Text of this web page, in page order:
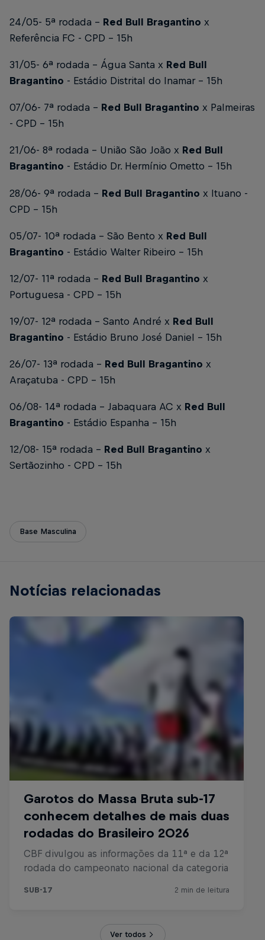
24/05- 5ª rodada - Red Bull Bragantino x
Referência FC - CPD - 15h
31/05- 6ª rodada - Água Santa x Red Bull
Bragantino - Estádio Distrital do Inamar - 15h
07/06- 7ª rodada - Red Bull Bragantino x Palmeiras
- CPD - 15h
21/06- 8ª rodada - União São João x Red Bull
Bragantino - Estádio Dr. Hermínio Ometto - 15h
28/06- 9ª rodada - Red Bull Bragantino x Ituano -
CPD - 15h
05/07- 10ª rodada - São Bento x Red Bull
Bragantino - Estádio Walter Ribeiro - 15h
12/07- 11ª rodada - Red Bull Bragantino x
Portuguesa - CPD - 15h
19/07- 12ª rodada - Santo André x Red Bull
Bragantino - Estádio Bruno José Daniel - 15h
26/07- 13ª rodada - Red Bull Bragantino x
Araçatuba - CPD - 15h
06/08- 14ª rodada - Jabaquara AC x Red Bull
Bragantino - Estádio Espanha - 15h
12/08- 15ª rodada - Red Bull Bragantino x
Sertãozinho - CPD - 15h
Base Masculina
Notícias relacionadas
Ver todos